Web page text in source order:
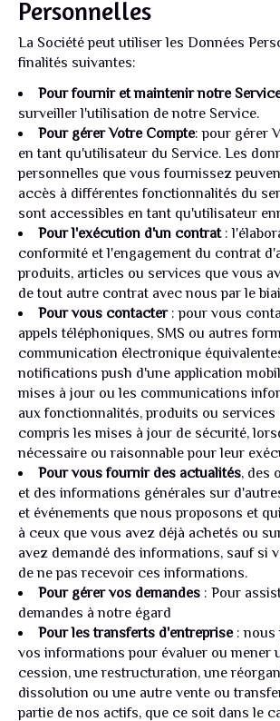
Personnelles
La Société peut utiliser les Données
finalités suivantes:
Pour fournir et maintenir notre
surveiller l'utilisation de notre Service.
Pour gérer Votre Compte: pour gérer
en tant qu'utilisateur du Service. Les
personnelles que vous fournissez
accès à différentes fonctionnalités du
sont accessibles en tant qu'utilisateur
Pour l'exécution d'un contrat :
conformité et l'engagement du contrat
produits, articles ou services que vous
de tout autre contrat avec nous par le
Pour vous contacter: pour vous
appels téléphoniques, SMS ou autres
communication électronique
notifications push d'une application
mises à jour ou les communications
aux fonctionnalités, produits ou
compris les mises à jour de sécurité,
nécessaire ou raisonnable pour leur
Pour vous fournir des actualités, des
et des informations générales sur
et événements que nous proposons et
à ceux que vous avez déjà achetés ou
avez demandé des informations, sauf si
de ne pas recevoir ces informations.
Pour gérer vos demandes : Pour
demandes à notre égard
Pour les transferts d'entreprise: nous
vos informations pour évaluer ou mener
cession, une restructuration, une
dissolution ou une autre vente ou
partie de nos actifs, que ce soit dans le